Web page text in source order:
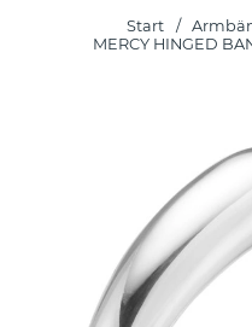
Start
MERCY HINGED